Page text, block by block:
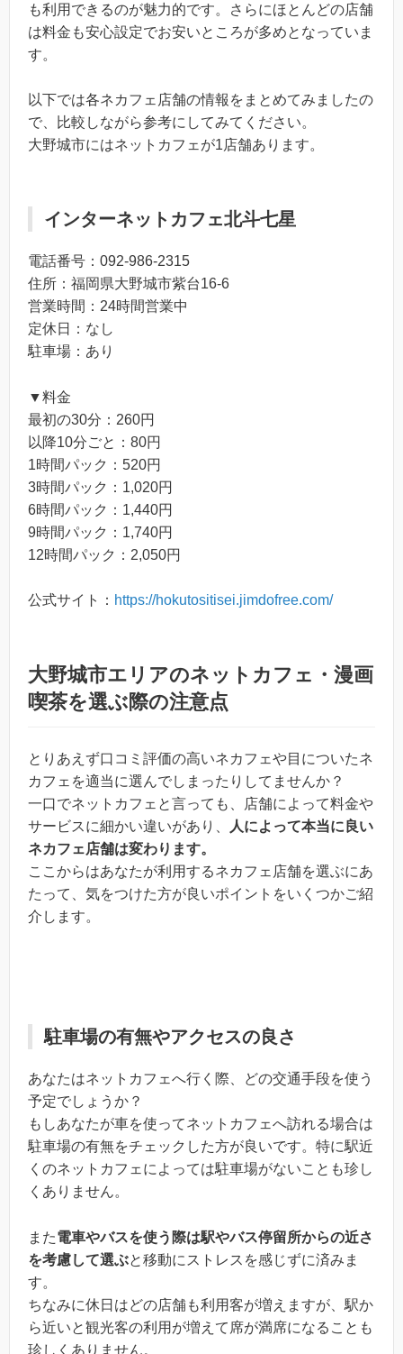
も利用できるのが魅力的です。さらにほとんどの店舗
は料金も安心設定でお安いところが多めとなっていま
す。
以下では各ネカフェ店舗の情報をまとめてみましたの
で、比較しながら参考にしてみてください。
大野城市にはネットカフェが1店舗あります。
インターネットカフェ北斗七星
電話番号：092-986-2315
住所：福岡県大野城市紫台16-6
営業時間：24時間営業中
定休日：なし
駐車場：あり
▼料金
最初の30分：260円
以降10分ごと：80円
1時間パック：520円
3時間パック：1,020円
6時間パック：1,440円
9時間パック：1,740円
12時間パック：2,050円
公式サイト： https://hokutositisei.jimdofree.com/
大野城市エリアのネットカフェ・漫画
喫茶を選ぶ際の注意点
とりあえず口コミ評価の高いネカフェや目についたネ
カフェを適当に選んでしまったりしてませんか？
一口でネットカフェと言っても、店舗によって料金や
サービスに細かい違いがあり、
人によって本当に良い
ネカフェ店舗は変わります。
ここからはあなたが利用するネカフェ店舗を選ぶにあ
たって、気をつけた方が良いポイントをいくつかご紹
介します。
駐車場の有無やアクセスの良さ
あなたはネットカフェへ行く際、どの交通手段を使う
予定でしょうか？
もしあなたが車を使ってネットカフェへ訪れる場合は
駐車場の有無をチェックした方が良いです。特に駅近
くのネットカフェによっては駐車場がないことも珍し
くありません。
また電車やバスを使う際は駅やバス停留所からの近さ
を考慮して選ぶと移動にストレスを感じずに済みま
す。
ちなみに休日はどの店舗も利用客が増えますが、駅か
ら近いと観光客の利用が増えて席が満席になることも
珍しくありません。